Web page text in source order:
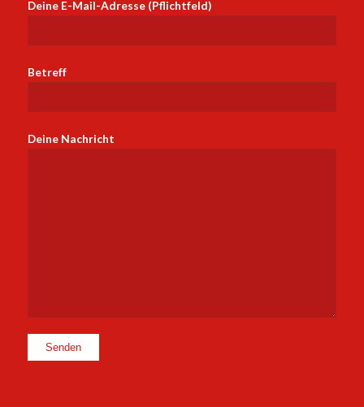
Deine E-Mail-Adresse (Pflichtfeld)
Betreff
Deine Nachricht